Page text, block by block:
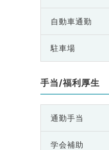
自動車通勤
駐車場
手当/福利厚生
通勤手当
学会補助